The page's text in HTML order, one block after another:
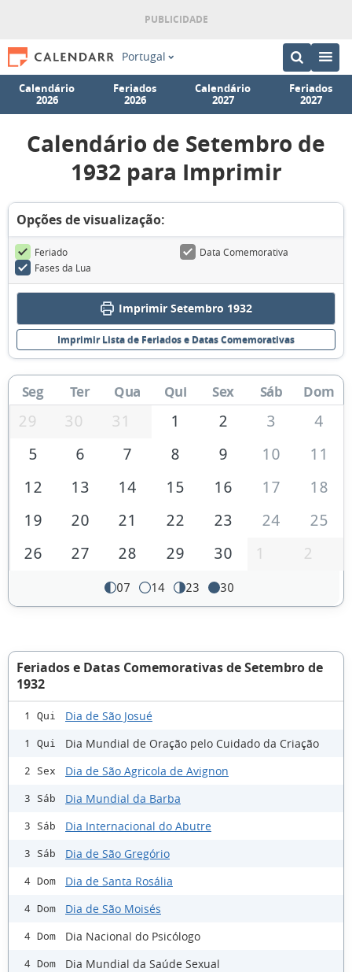
Portugal
Calendário
2026
Feriados
2026
Calendário
2027
Feriados
2027
Calendário de Setembro de
1932 para Imprimir
Opções de visualização:
Feriado
Data Comemorativa
Fases da Lua
Imprimir Setembro 1932
Imprimir Lista de Feriados e Datas Comemorativas
Seg Ter Qua Qui Sex Sáb Dom
29 30 31 1 2 3
4
5
6 7 8 9 10
11
12
13 14 15 16 17
18
19
20 21 22 23 24
25
26
27 28 29 30 1 2
07 14 23 30
Feriados e Datas Comemorativas de Setembro de
1932
1 Qui Dia de São Josué
1 Qui Dia Mundial de Oração pelo Cuidado da Criação
2 Sex Dia de São Agricola de Avignon
3 Sáb Dia Mundial da Barba
3 Sáb Dia Internacional do Abutre
3 Sáb Dia de São Gregório
4 Dom Dia de Santa Rosália
4 Dom Dia de São Moisés
4 Dom Dia Nacional do Psicólogo
4 Dom Dia Mundial da Saúde Sexual